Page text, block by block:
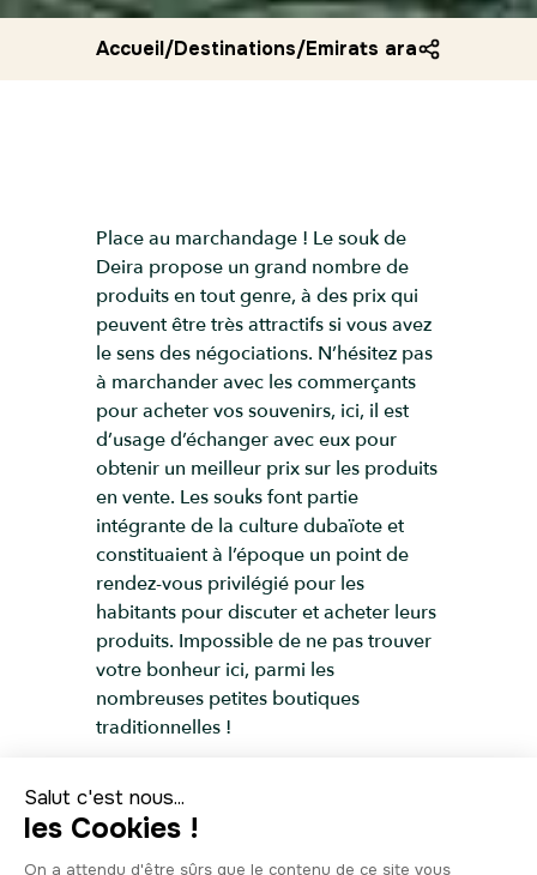
Accueil/Destinations/Emirats arabes unis
Place au marchandage ! Le souk de
Deira propose un grand nombre de
produits en tout genre, à des prix qui
peuvent être très attractifs si vous avez
le sens des négociations. N’hésitez pas
à marchander avec les commerçants
pour acheter vos souvenirs, ici, il est
d’usage d’échanger avec eux pour
obtenir un meilleur prix sur les produits
en vente. Les souks font partie
intégrante de la culture dubaïote et
constituaient à l’époque un point de
rendez-vous privilégié pour les
habitants pour discuter et acheter leurs
produits. Impossible de ne pas trouver
votre bonheur ici, parmi les
nombreuses petites boutiques
traditionnelles !